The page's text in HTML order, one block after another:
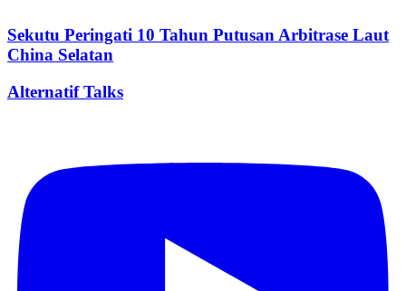
Sekutu Peringati 10 Tahun Putusan Arbitrase Laut
China Selatan
Alternatif Talks